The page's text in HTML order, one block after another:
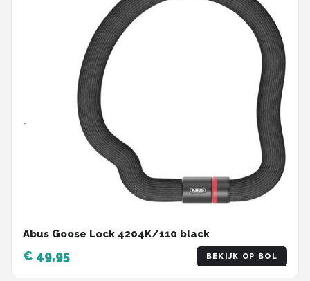
Abus Goose Lock 4204K/110 black
€ 49,95 BEKIJK OP BOL